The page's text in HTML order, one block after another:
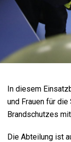
In diesem
und Frauen für
Brandschutzes
Die Abteilung ist